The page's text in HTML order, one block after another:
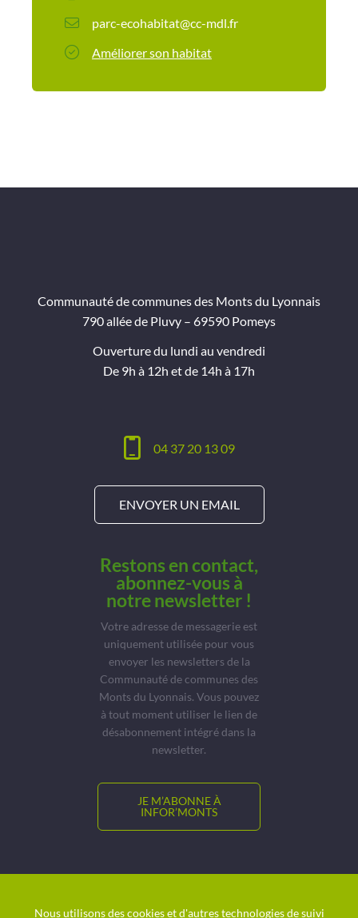
parc-ecohabitat@cc-mdl.fr
Améliorer son habitat
Communauté de communes des Monts du Lyonnais
790 allée de Pluvy – 69590 Pomeys
Ouverture du lundi au vendredi
De 9h à 12h et de 14h à 17h
04 37 20 13 09
ENVOYER UN EMAIL
Restons en contact,
abonnez-vous à
notre newsletter !
Votre adresse de messagerie est
uniquement utilisée pour vous
envoyer les newsletters de la
Communauté de communes des
Monts du Lyonnais. Vous pouvez
à tout moment utiliser le lien de
désabonnement intégré dans la
newsletter.
JE M’ABONNE À
INFOR’MONTS
Location de salles
Nous utilisons des cookies et d'autres technologies de suivi